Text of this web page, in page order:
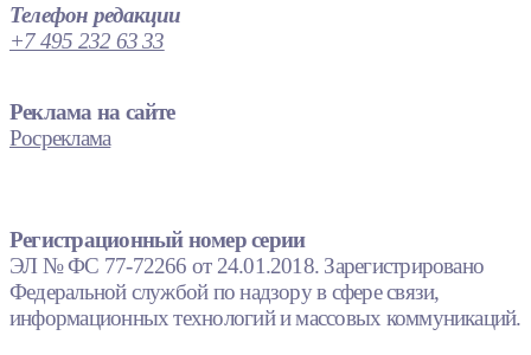
Телефон редакции
+7 495 232 63 33
Реклама на сайте
Росреклама
Регистрационный номер серии
ЭЛ № ФС 77-72266 от 24.01.2018. Зарегистрировано
Федеральной службой по надзору в сфере связи,
информационных технологий и массовых коммуникаций.